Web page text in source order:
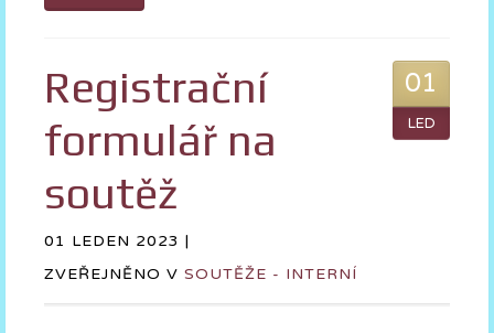
01
LED
Registrační
formulář na
soutěž
01 LEDEN 2023 |
ZVEŘEJNĚNO V SOUTĚŽE - INTERNÍ